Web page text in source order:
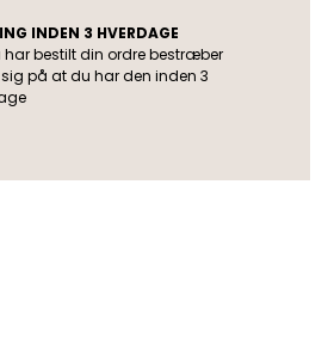
INDEN 3 HVERDAGE
har bestilt din ordre bestræber
på at du har den inden 3